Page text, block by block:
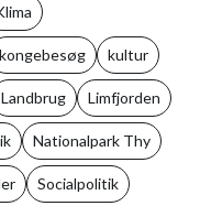
kongebesøg kultur
Landbrug Limfjorden
Nationalpark Thy
Socialpolitik